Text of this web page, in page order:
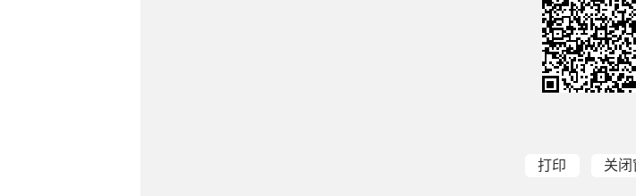
打印 关闭